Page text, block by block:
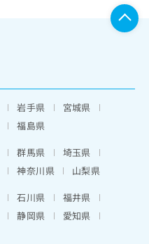
岩手県
宮城県
福島県
群馬県
埼玉県
神奈川県
山梨県
石川県
福井県
静岡県
愛知県